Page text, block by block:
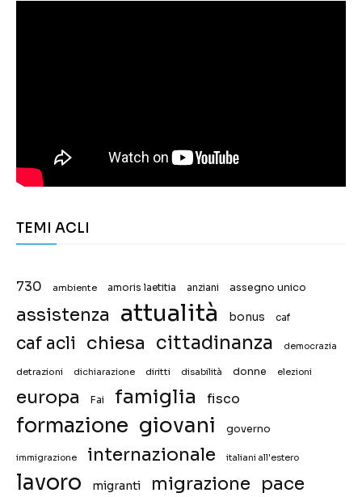
TEMI ACLI
730 ambiente amoris laetitia anziani assegno unico
assistenza attualità bonus caf
caf acli chiesa cittadinanza democrazia
detrazioni dichiarazione diritti disabilità donne elezioni
europa Fai famiglia fisco
formazione giovani governo
immigrazione internazionale italiani all'estero
lavoro migranti migrazione pace